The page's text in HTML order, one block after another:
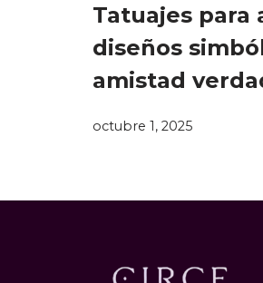
Tatuajes para
diseños
amistad
octubre 1, 2025